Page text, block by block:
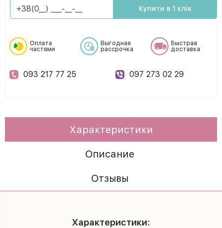
Купити в 1 клік
Оплата
частями
Выгодная
рассрочка
Быстрая
доставка
093 217 77 25 097 273 02 29
Характеристики
Описание
Отзывы
Характеристики: